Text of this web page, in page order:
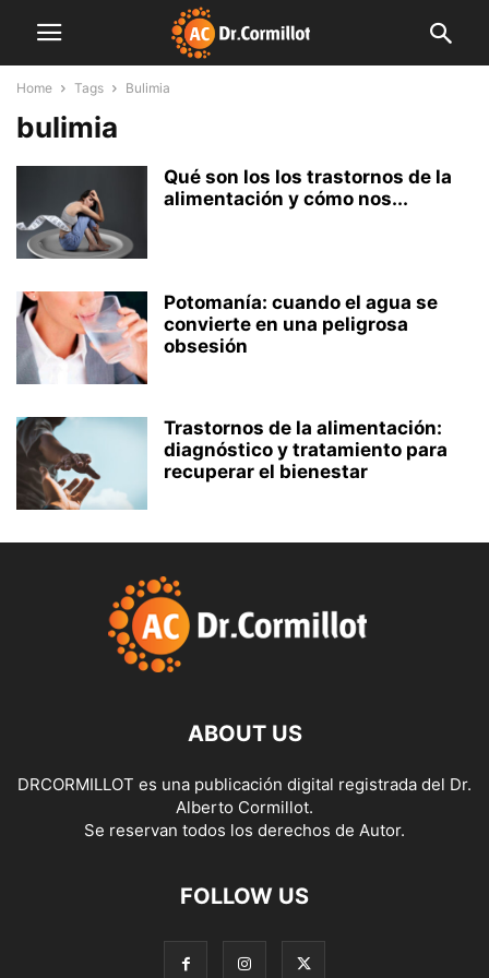
Home Tags Bulimia
bulimia
Qué son los los trastornos de la
alimentación y cómo nos...
Potomanía: cuando el agua se
convierte en una peligrosa
obsesión
Trastornos de la alimentación:
diagnóstico y tratamiento para
recuperar el bienestar
ABOUT US
DRCORMILLOT es una publicación digital registrada del Dr.
Alberto Cormillot.
Se reservan todos los derechos de Autor.
FOLLOW US